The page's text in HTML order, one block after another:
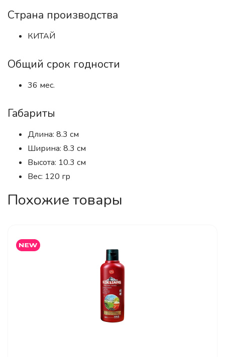
Страна производства
КИТАЙ
Общий срок годности
36 мес.
Габариты
Длина: 8.3 см
Ширина: 8.3 см
Высота: 10.3 см
Вес: 120 гр
Похожие товары